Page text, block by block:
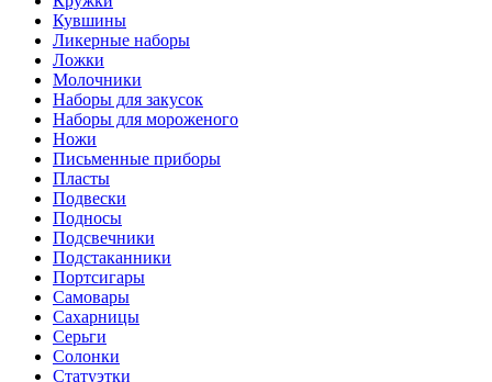
Кувшины
Ликерные наборы
Ложки
Молочники
Наборы для закусок
Наборы для мороженого
Ножи
Письменные приборы
Пласты
Подвески
Подносы
Подсвечники
Подстаканники
Портсигары
Самовары
Сахарницы
Серьги
Солонки
Статуэтки